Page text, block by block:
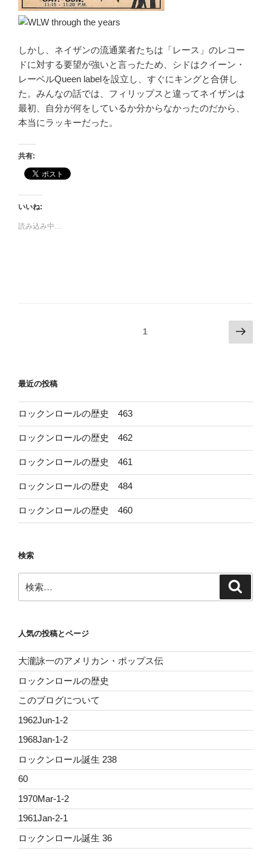
しかし、ネイザンの流通業者たちは「レース」のレコー
ドに対する要望が強いと言ったため、シドはクイーン・
レーベルQueen labelを設立し、すぐにキングと合併し
た。みんなの話では、フィリップスと違ってネイザンは
最初、自分が何をしているか分からなかったのだから、
本当にラッキーだった。
共有:
いいね:
読み込み中…
ペ
ジ
送
り
1
次
の
最近の投稿
ロックンロールの歴史 463
ロックンロールの歴史 462
ロックンロールの歴史 461
ロックンロールの歴史 484
ロックンロールの歴史 460
検索
索:
人気の投稿とページ
大瀧詠一のアメリカン・ポップス伝
ロックンロールの歴史
このブログについて
1962Jun-1-2
1968Jan-1-2
ロックンロール誕生 238
60
1970Mar-1-2
1961Jan-2-1
ロックンロール誕生 36